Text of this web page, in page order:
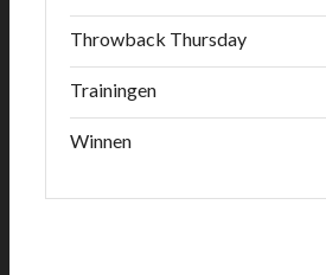
Throwback Thursday
Trainingen
Winnen